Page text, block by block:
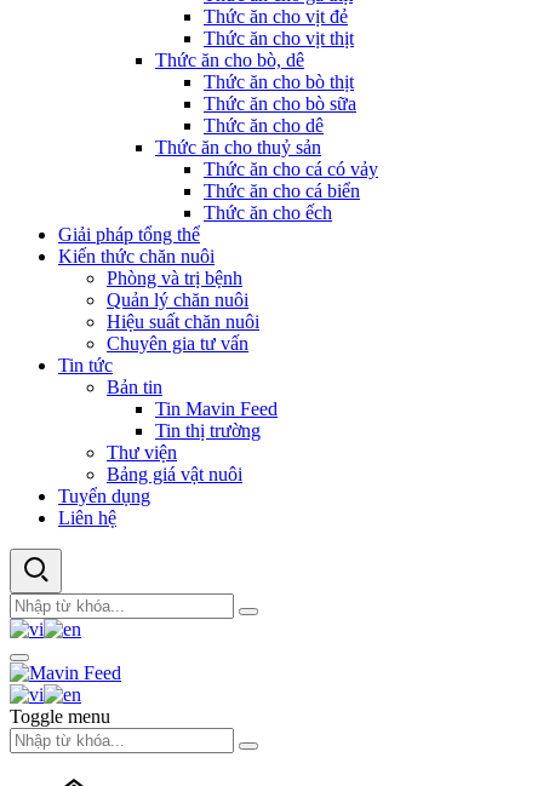
Thức ăn cho vịt đẻ
Thức ăn cho vịt thịt
Thức ăn cho bò, dê
Thức ăn cho bò thịt
Thức ăn cho bò sữa
Thức ăn cho dê
Thức ăn cho thuỷ sản
Thức ăn cho cá có vảy
Thức ăn cho cá biển
Thức ăn cho ếch
Giải pháp tổng thể
Kiến thức chăn nuôi
Phòng và trị bệnh
Quản lý chăn nuôi
Hiệu suất chăn nuôi
Chuyên gia tư vấn
Tin tức
Bản tin
Tin Mavin Feed
Tin thị trường
Thư viện
Bảng giá vật nuôi
Tuyển dụng
Liên hệ
Toggle menu